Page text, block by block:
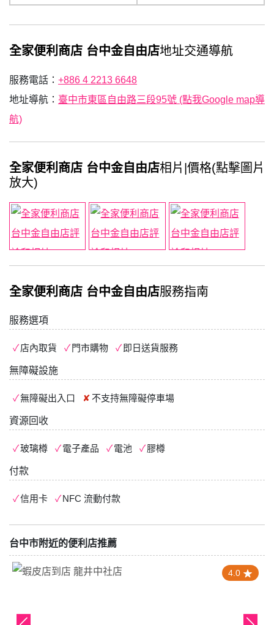
全家便利商店 台中金自由店地址交通導航
服務電話： +886 4 2213 6648
地址導航： 臺中市東區自由路三段95號 (點我Google map導
航)
全家便利商店 台中金自由店相片|價格(點擊圖片
放大)
全家便利商店 台中金自由店服務指南
服務選項
店內取貨 門市購物 即日送貨服務
無障礙設施
無障礙出入口 不支持無障礙停車場
資源回收
玻璃樽 電子產品 電池 膠樽
付款
信用卡 NFC 流動付款
台中市附近的便利店推薦
4.0